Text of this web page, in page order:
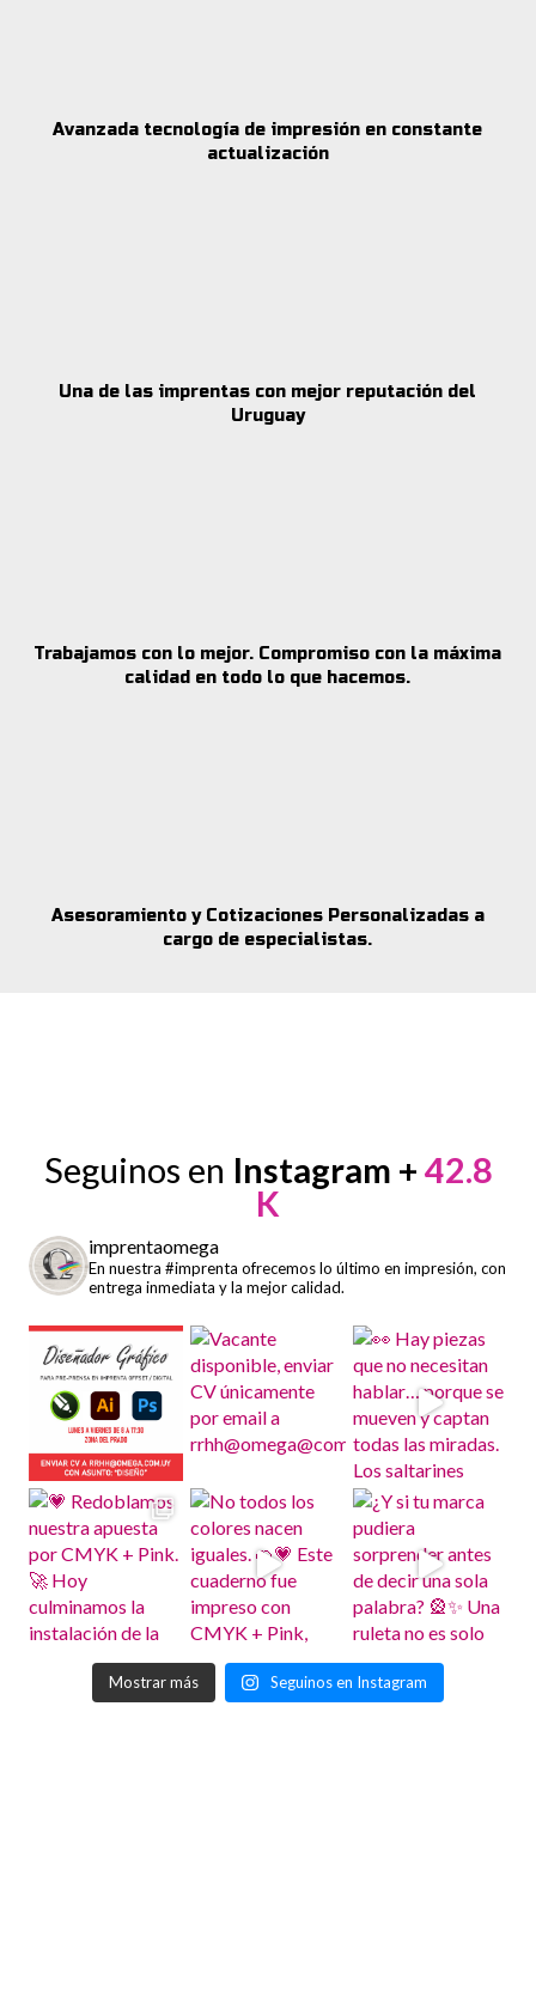
Avanzada tecnología de impresión en constante
actualización
Una de las imprentas con mejor reputación del
Uruguay
Trabajamos con lo mejor. Compromiso con la máxima
calidad en todo lo que hacemos.
Asesoramiento y Cotizaciones Personalizadas a
cargo de especialistas.
Seguinos en Instagram + 42.8
K
imprentaomega
En nuestra #imprenta ofrecemos lo último en impresión, con
entrega inmediata y la mejor calidad.
Mostrar más Seguinos en Instagram